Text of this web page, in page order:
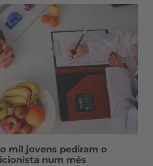
mil jovens pediram o
num mês